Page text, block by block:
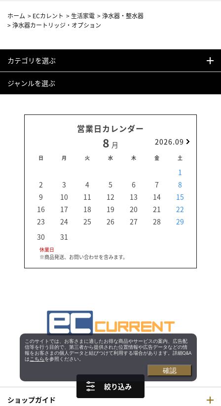
ホーム > ECカレント > 生活家電 >浄水器・整水器
>浄水器カートリッジ・オプション
カテゴリを選ぶ
ジャンルを選ぶ
絞り込み
営業日カレンダー
8 月 2026.09
日 月 火 水 木 金 土
1
2
3 4 5 6 7
8
9
10 11 12 13 14
15
16
17 18 19 20 21
22
23
24 25 26 27 28
29
30
31
休業日
※商品発送、お問い合わせを含みます。
ショップガイド
このサイトでは、お客さまに適したお得な商品やサービスの案内、広告配
信等を行う目的で、第三者から提供された位置情報や広告データなどの情
報をお客さまの個人データと結びつけて利用する場合があります。詳細Q&A
は こちらを参照ください。
確認